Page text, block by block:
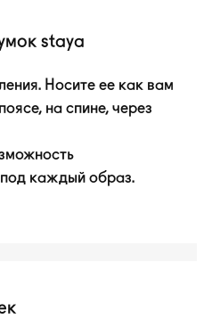
staya
Носите ее как вам
на спине, через
каждый образ.